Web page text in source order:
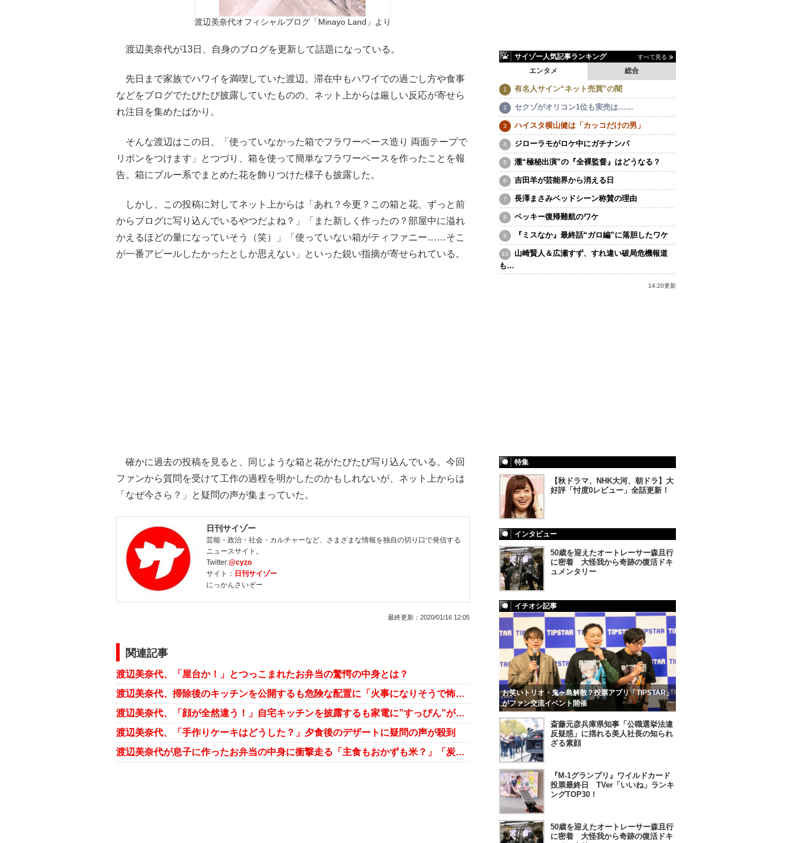
渡辺美奈代オフィシャルブログ「Minayo Land」より
渡辺美奈代が13日、自身のブログを更新して話題になっている。
先日まで家族でハワイを満喫していた渡辺。滞在中もハワイでの過ごし方や食事
などをブログでたびたび披露していたものの、ネット上からは厳しい反応が寄せら
れ注目を集めたばかり。
そんな渡辺はこの日、「使っていなかった箱でフラワーベース造り 両面テープで
リボンをつけます」とつづり、箱を使って簡単なフラワーベースを作ったことを報
告。箱にブルー系でまとめた花を飾りつけた様子も披露した。
しかし、この投稿に対してネット上からは「あれ？今更？この箱と花、ずっと前
からブログに写り込んでいるやつだよね？」「また新しく作ったの？部屋中に溢れ
かえるほどの量になっていそう（笑）」「使っていない箱がティファニー……そこ
が一番アピールしたかったとしか思えない」といった鋭い指摘が寄せられている。
確かに過去の投稿を見ると、同じような箱と花がたびたび写り込んでいる。今回
ファンから質問を受けて工作の過程を明かしたのかもしれないが、ネット上からは
「なぜ今さら？」と疑問の声が集まっていた。
日刊サイゾー
芸能・政治・社会・カルチャーなど、さまざまな情報を独自の切り口で発信する
ニュースサイト。
Twitter:@cyzo
サイト： 日刊サイゾー
にっかんさいぞー
最終更新： 2020/01/16 12:05
関連記事
渡辺美奈代、「屋台か！」とつっこまれたお弁当の驚愕の中身とは？
渡辺美奈代、掃除後のキッチンを公開するも危険な配置に「火事になりそうで怖い！」の声
渡辺美奈代、「顔が全然違う！」自宅キッチンを披露するも家電に”すっぴん”が写り込んで騒然
渡辺美奈代、「手作りケーキはどうした？」夕食後のデザートに疑問の声が殺到
渡辺美奈代が息子に作ったお弁当の中身に衝撃走る「主食もおかずも米？」「炭水化物摂り過ぎ」
サイゾー人気記事ランキング すべて見る
エンタメ 総合
有名人サイン“ネット売買”の闇
セクゾがオリコン1位も実売は……
ハイスタ横山健は「カッコだけの男」
ジローラモがロケ中にガチナンパ
瀧“極秘出演”の『全裸監督』はどうなる？
吉田羊が芸能界から消える日
長澤まさみベッドシーン称賛の理由
ベッキー復帰難航のワケ
『ミスなか』最終話“ガロ編”に落胆したワケ
山崎賢人＆広瀬すず、すれ違い破局危機報道
も…
14:20更新
特集
【秋ドラマ、NHK大河、朝ドラ】大
好評「忖度0レビュー」全話更新！
インタビュー
50歳を迎えたオートレーサー森且行
に密着 大怪我から奇跡の復活ドキ
ュメンタリー
イチオシ記事
お笑いトリオ・鬼ヶ島解散？投票アプリ「TIPSTAR」
がファン交流イベント開催
斎藤元彦兵庫県知事「公職選挙法違
反疑惑」に揺れる美人社長の知られ
ざる素顔
『M-1グランプリ』ワイルドカード
投票最終日 TVer「いいね」ランキ
ングTOP30！
50歳を迎えたオートレーサー森且行
に密着 大怪我から奇跡の復活ドキ